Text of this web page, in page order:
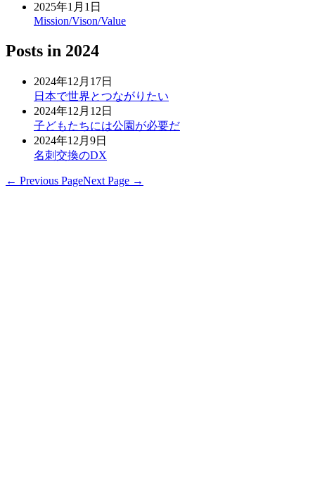
2025年1月1日
Mission/Vison/Value
Posts in 2024
2024年12月17日
日本で世界とつながりたい
2024年12月12日
子どもたちには公園が必要だ
2024年12月9日
名刺交換のDX
← Previous PageNext Page →